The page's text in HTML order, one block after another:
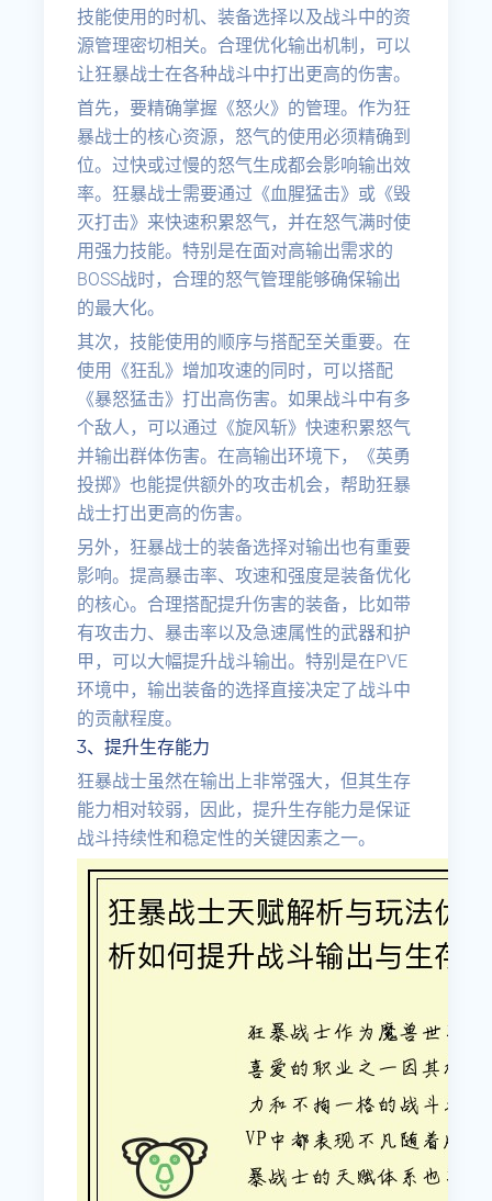
技能使用的时机、装备选择以及战斗中的资
源管理密切相关。合理优化输出机制，可以
让狂暴战士在各种战斗中打出更高的伤害。
首先，要精确掌握《怒火》的管理。作为狂
暴战士的核心资源，怒气的使用必须精确到
位。过快或过慢的怒气生成都会影响输出效
率。狂暴战士需要通过《血腥猛击》或《毁
灭打击》来快速积累怒气，并在怒气满时使
用强力技能。特别是在面对高输出需求的
BOSS战时，合理的怒气管理能够确保输出
的最大化。
其次，技能使用的顺序与搭配至关重要。在
使用《狂乱》增加攻速的同时，可以搭配
《暴怒猛击》打出高伤害。如果战斗中有多
个敌人，可以通过《旋风斩》快速积累怒气
并输出群体伤害。在高输出环境下，《英勇
投掷》也能提供额外的攻击机会，帮助狂暴
战士打出更高的伤害。
另外，狂暴战士的装备选择对输出也有重要
影响。提高暴击率、攻速和强度是装备优化
的核心。合理搭配提升伤害的装备，比如带
有攻击力、暴击率以及急速属性的武器和护
甲，可以大幅提升战斗输出。特别是在PVE
环境中，输出装备的选择直接决定了战斗中
的贡献程度。
3、提升生存能力
狂暴战士虽然在输出上非常强大，但其生存
能力相对较弱，因此，提升生存能力是保证
战斗持续性和稳定性的关键因素之一。